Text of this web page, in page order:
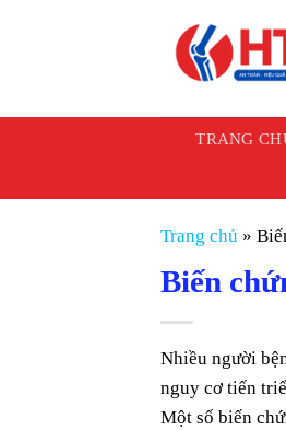
TRANG
Trang chủ »
Biến
Nhiều người
nguy cơ tiến
Một số biến